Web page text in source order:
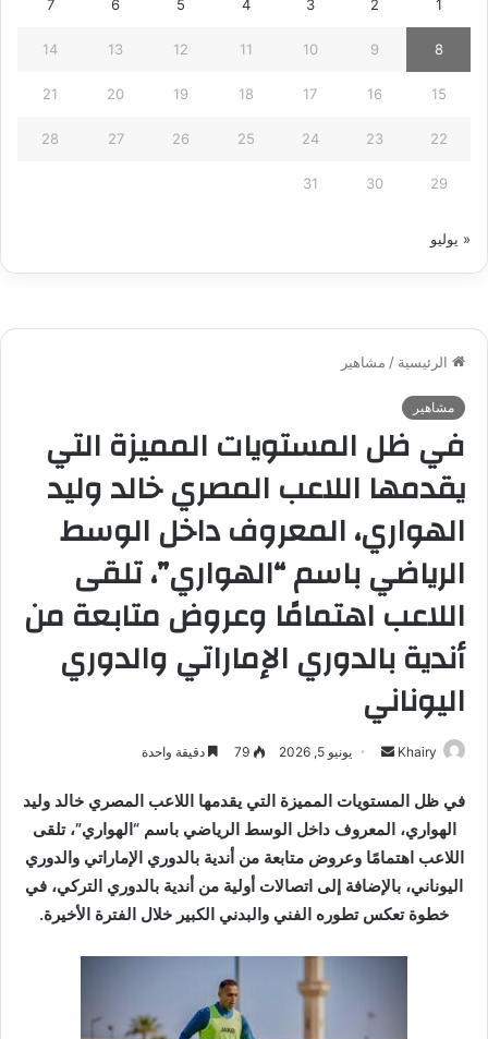
1
2
3
4
5
6
7
8
9
10
11
12
13
14
15
16
17
18
19
20
21
22
23
24
25
26
27
28
29
30
31
« يوليو